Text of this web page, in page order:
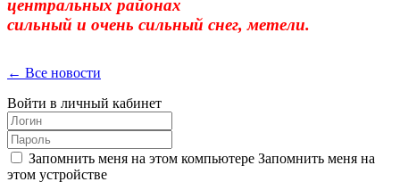
центральных районах
сильный и очень сильный снег, метели.
← Все новости
Войти в личный кабинет
Запомнить меня на этом компьютере Запомнить меня на
этом устройстве